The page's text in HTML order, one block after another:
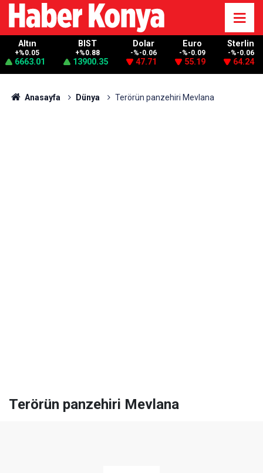
Altın
+%0.05
6663.01
BIST
+%0.88
13900.35
Dolar
-%-0.06
47.71
Euro
-%-0.09
55.19
Sterlin
-%-0.06
64.24
Anasayfa Dünya Terörün panzehiri Mevlana
Terörün panzehiri Mevlana